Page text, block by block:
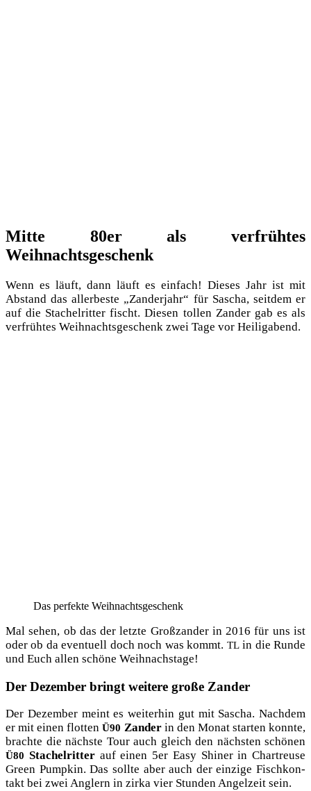
Mitte 80er als verfrühtes
Weihnachtsgeschenk
Wenn es läuft, dann läuft es ein­fach! Die­ses Jahr ist mit
Abstand das aller­bes­te „Zan­der­jahr“ für Sascha, seit­dem er
auf die Sta­chel­rit­ter fischt. Die­sen tol­len Zan­der gab es als
ver­früh­tes Weih­nachts­ge­schenk zwei Tage vor Heiligabend.
Das per­fek­te Weihnachtsgeschenk
Mal sehen, ob das der letz­te Groß­zan­der in 2016 für uns ist
oder ob da even­tu­ell doch noch was kommt. TLin die Run­de
und Euch allen schö­ne Weihnachstage!
Der Dezember bringt weitere große Zander
Der Dezem­ber meint es wei­ter­hin gut mit Sascha. Nach­dem
er mit einen flot­tenÜ90 Zan­derin den Monat star­ten konn­te,
brach­te die nächs­te Tour auch gleich den nächs­ten schö­nen
Ü80 Sta­chel­rit­terauf einen 5er Easy Shi­ner in Chartreu­se
Green Pump­kin. Das soll­te aber auch der ein­zi­ge Fisch­kon­
takt bei zwei Ang­lern in zir­ka vier Stun­den Angel­zeit sein.